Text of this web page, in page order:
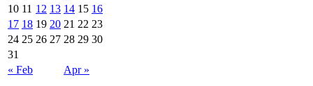
« Feb Apr »
10 11 12 13 14 15 16
17 18 19 20 21 22 23
24 25 26 27 28 29 30
31